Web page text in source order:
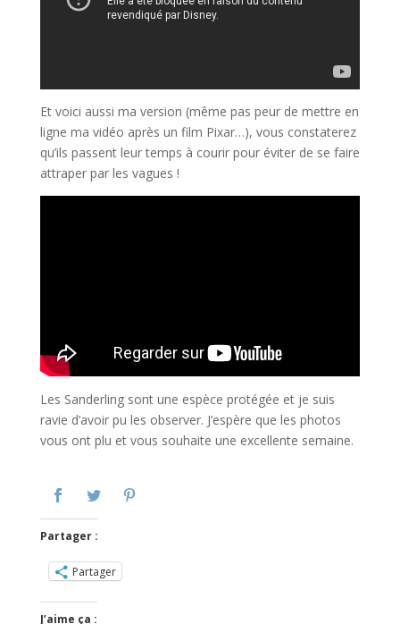
Et voici aussi ma version (même pas peur de mettre en
ligne ma vidéo après un film Pixar…), vous constaterez
qu’ils passent leur temps à courir pour éviter de se faire
attraper par les vagues !
Les Sanderling sont une espèce protégée et je suis
ravie d’avoir pu les observer. J’espère que les photos
vous ont plu et vous souhaite une excellente semaine.
Partager :
Partager
J’aime ça :